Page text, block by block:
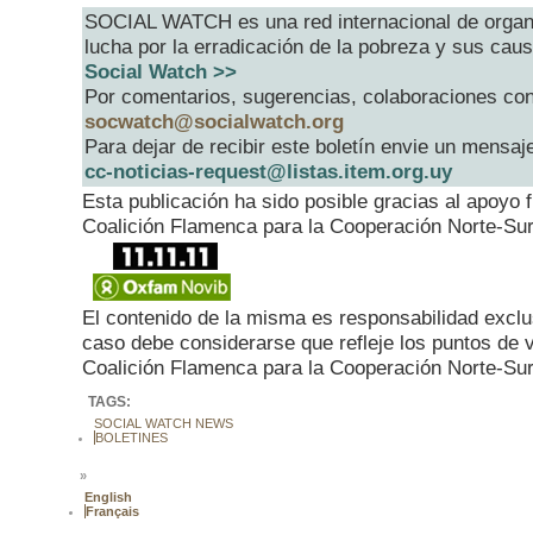
SOCIAL WATCH es una red internacional de
lucha por la erradicación de la pobreza y sus
Social Watch >>
Por comentarios, sugerencias, colaboraciones
socwatch@socialwatch.org
Para dejar de recibir este boletín envie un
cc-noticias-request@listas.item.org.uy
Esta publicación ha sido posible gracias al apoyo
Coalición Flamenca para la Cooperación Norte-
El contenido de la misma es responsabilidad
caso debe considerarse que refleje los puntos de
Coalición Flamenca para la Cooperación Norte-
TAGS:
SOCIAL WATCH NEWS
BOLETINES
»
English
Français